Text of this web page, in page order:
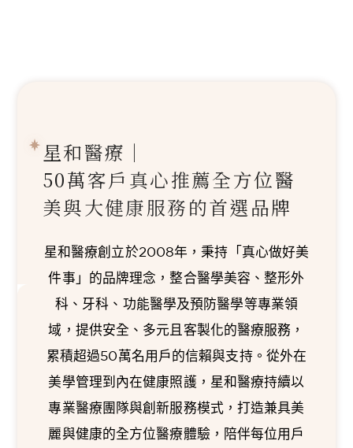
星和醫療｜
50萬客戶真心推薦全方位醫
美與大健康服務的首選品牌
星和醫療創立於2008年，秉持「真心做好美
件事」的品牌理念，整合醫學美容、整形外
科、牙科、功能醫學及預防醫學等專業領
域，提供安全、多元且客製化的醫療服務，
累積超過50萬名用戶的信賴與支持。從外在
美學管理到內在健康照護，星和醫療持續以
專業醫療團隊與創新服務模式，打造兼具美
麗與健康的全方位醫療體驗，陪伴每位用戶